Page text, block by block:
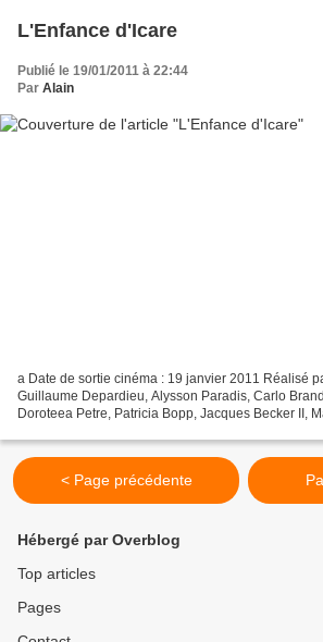
L'Enfance d'Icare
Publié le 19/01/2011 à 22:44
Par Alain
a Date de sortie cinéma : 19 janvier 2011 Réalisé
Guillaume Depardieu, Alysson Paradis, Carlo
Doroteea Petre, Patricia Bopp, Jacques Becker II,
< Page précédente
Hébergé par Overblog
Top articles
Pages